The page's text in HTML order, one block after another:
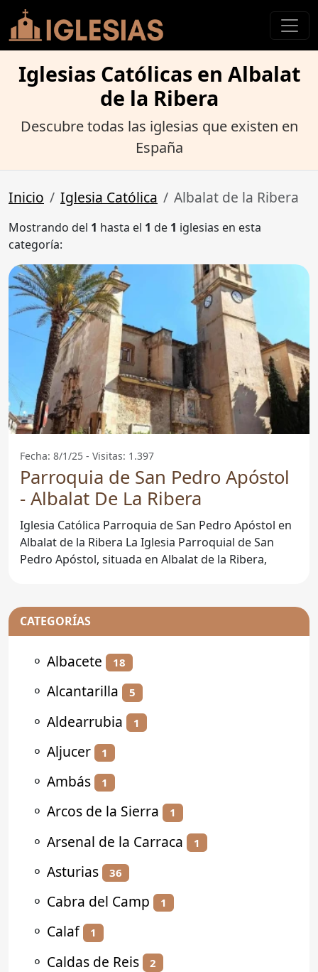
Iglesias Católicas en Albalat
de la Ribera
Descubre todas las iglesias que existen en
España
Inicio Iglesia Católica Albalat de la Ribera
Mostrando del 1 hasta el 1 de 1 iglesias en esta
categoría:
Fecha: 8/1/25 - Visitas: 1.397
Parroquia de San Pedro Apóstol
- Albalat De La Ribera
Iglesia Católica Parroquia de San Pedro Apóstol en
Albalat de la Ribera La Iglesia Parroquial de San
Pedro Apóstol, situada en Albalat de la Ribera,
CATEGORÍAS
⚬ Albacete 18
⚬ Alcantarilla 5
⚬ Aldearrubia 1
⚬ Aljucer 1
⚬ Ambás 1
⚬ Arcos de la Sierra 1
⚬ Arsenal de la Carraca 1
⚬ Asturias 36
⚬ Cabra del Camp 1
⚬ Calaf 1
⚬ Caldas de Reis 2